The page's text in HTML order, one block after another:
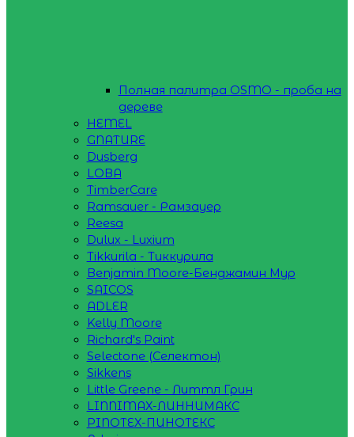
Полная палитра OSMO - проба на
дереве
HEMEL
GNATURE
Dusberg
LOBA
TimberCare
Ramsauer - Рамзауер
Reesa
Dulux - Luxium
Tikkurila - Тиккурила
Benjamin Moore-Бенджамин Мур
SAICOS
ADLER
Kelly Moore
Richard's Paint
Selectone (Селектон)
Sikkens
Little Greene - Литтл Грин
LINNIMAX-ЛИННИМАКС
PINOTEX-ПИНОТЕКС